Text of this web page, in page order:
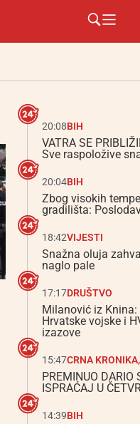
20:08BIH
VATRA SE
Sve raspoložive
20:04BIH
Zbog visokih
gradilišta:
18:42VIJESTI
Snažna oluja
naglo pale
17:17DRUŠTVO
Milanović iz
Hrvatske vojske i
izazove
15:47CRNA KRONIKA,
PREMINUO
ISPRAĆAJ U
14:39BIH